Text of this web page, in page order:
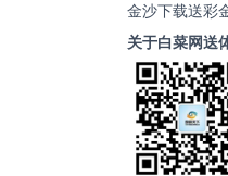
金沙下载送彩
关于白菜网送